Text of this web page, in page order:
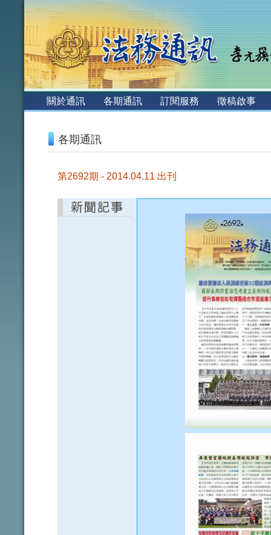
關於通訊 各期通訊 訂閱服務
徵稿啟事
各期通訊
第2692期 - 2014.04.11 出刊